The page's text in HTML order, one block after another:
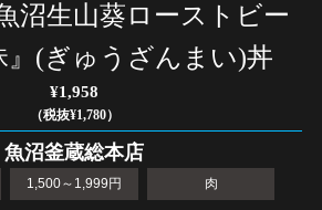
沼生山葵ローストビー
』(ぎゅうざんまい)丼
¥1,958
（税抜¥1,780）
魚沼釜蔵総本店
1,500～1,999円 肉